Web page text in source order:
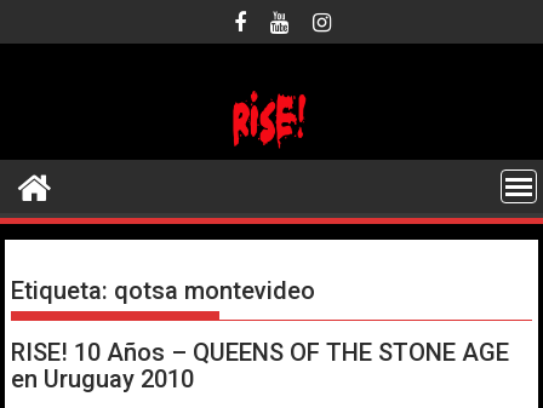
al
Etiqueta: qotsa montevideo
RISE! 10 Años – QUEENS OF THE STONE AGE
en Uruguay 2010